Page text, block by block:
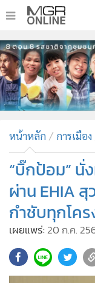
• หน้าหลัก
• ทันเหตุการณ์
• ภาคใต้
• ภูมิภาค
• บันเทิง
ผู้จัดการรายวัน
คอลัมนิสต์
• ละคร
• CbizReview
• Cyber BIZ
• ผู้จัดกวน
• Good health &
หน้าหลัก การเมือง
“บิ๊กป้อม” นั่
ผ่าน EHIA
กำชับทุกโค
เผยแพร่: 20 ก.ค.